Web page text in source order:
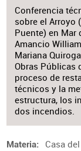
Conferencia
sobre el Arroyo
Puente) en Mar
Amancio
Mariana
Obras Públicas
proceso de
técnicos y la
estructura, los
dos incendios.
Materia Casa